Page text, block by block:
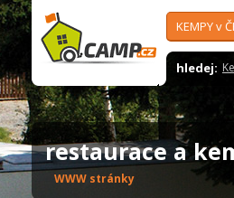
KEMPY v
hledej:
restaurace a
WWW stránky